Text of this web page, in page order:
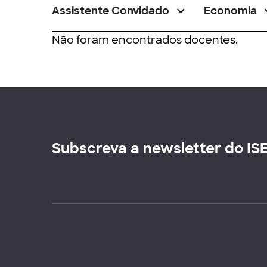
Assistente Convidado Economia
Não foram encontrados docentes.
Subscreva a newsletter do